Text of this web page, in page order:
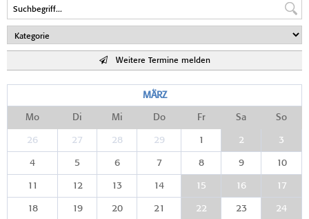
Weitere Termine melden
MÄRZ
Mo Di Mi Do Fr Sa So
26 27 28 29 1 2 3
4 5 6 7 8 9 10
11 12 13 14 15 16 17
18 19 20 21 22 23 24